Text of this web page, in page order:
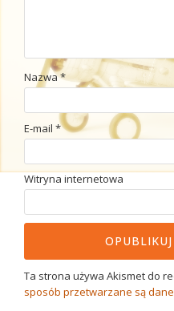
Nazwa*
E-mail *
Witryna internetowa
Ta strona używa Akismet do
sposób przetwarzane są